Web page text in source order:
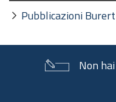
Pubblicazioni
Non